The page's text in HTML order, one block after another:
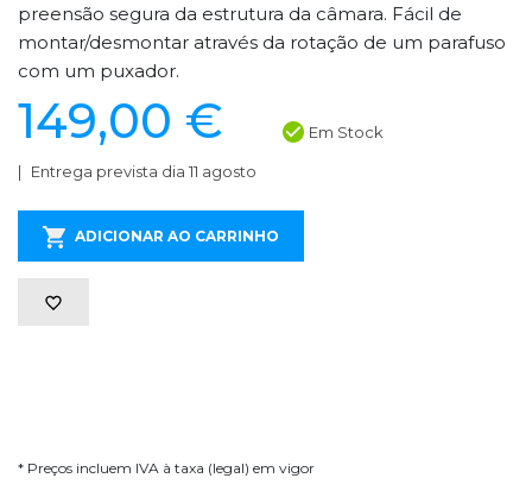
preensão segura da estrutura da câmara. Fácil de
montar/desmontar através da rotação de um parafuso
com um puxador.
149,00 € Em Stock
Entrega prevista dia 11 agosto
ADICIONAR AO CARRINHO
* Preços incluem IVA à taxa (legal) em vigor